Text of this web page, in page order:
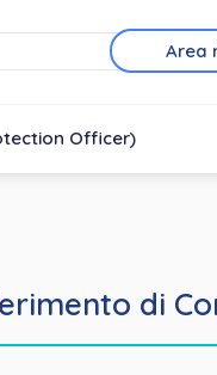
Area
Officer)
di